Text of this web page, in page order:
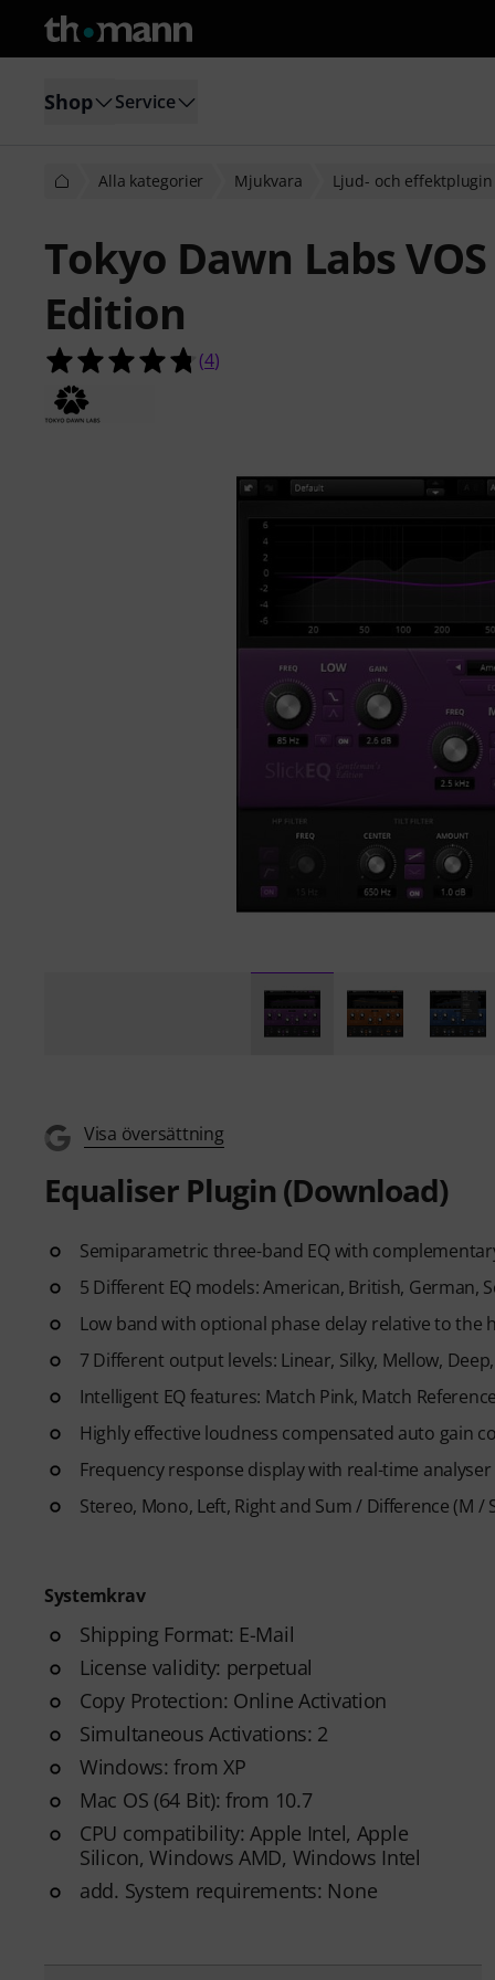
Shop Service
Alla kategorier Mjukvara Ljud- och effektplugin
Tokyo Dawn Labs
Edition
4.8 av 5 stjärnor från 4 kundbetyg
(4)
Visa översättning
Equaliser Plugin (Download)
Semiparametric three-band EQ with
5 Different EQ models: American, British, German,
Low band with optional phase delay relative to the
7 Different output levels: Linear, Silky, Mellow,
Intelligent EQ features: Match Pink, Match
Highly effective loudness compensated auto gain
Frequency response display with real-time analyser
Stereo, Mono, Left, Right and Sum / Difference (M /
Systemkrav
Shipping Format: E-Mail
License validity: perpetual
Copy Protection: Online Activation
Simultaneous Activations: 2
Windows: from XP
Mac OS (64 Bit): from 10.7
CPU compatibility: Apple Intel, Apple
Silicon, Windows AMD, Windows Intel
add. System requirements: None